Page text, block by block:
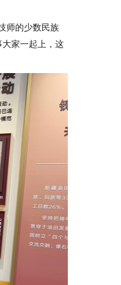
师的少数民族
家一起上，这